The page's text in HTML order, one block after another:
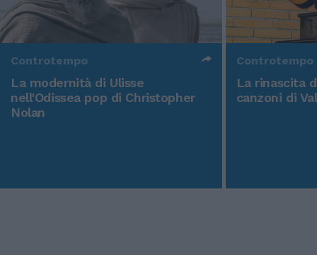
Controtempo
La modernità di Ulisse
nell'Odissea pop di Christopher
Nolan
Controtempo
La rinascita
canzoni di